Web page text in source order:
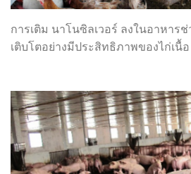
การเติม นาโนซิลเวอร์ ลงในอาหาร
เติบโตอย่างมีประสิทธิภาพของไก่เนื้อ